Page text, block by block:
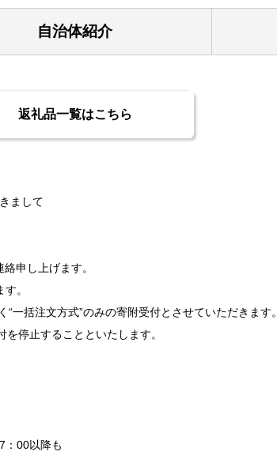
自治体紹介
返礼品一覧はこちら
まして
申し上げます。
。
括注文方式”のみの寄附受付とさせていただきます。
停止することといたします。
：00以降も